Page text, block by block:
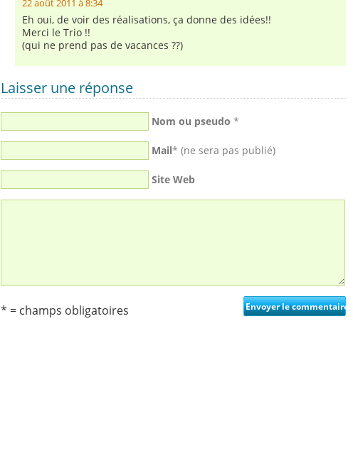
22 août 2011 à 8:34
Eh oui, de voir des réalisations, ça donne des idées!!
Merci le Trio !!
(qui ne prend pas de vacances ??)
Laisser une réponse
Nom ou pseudo *
Mail* (ne sera pas publié)
Site Web
* = champs obligatoires